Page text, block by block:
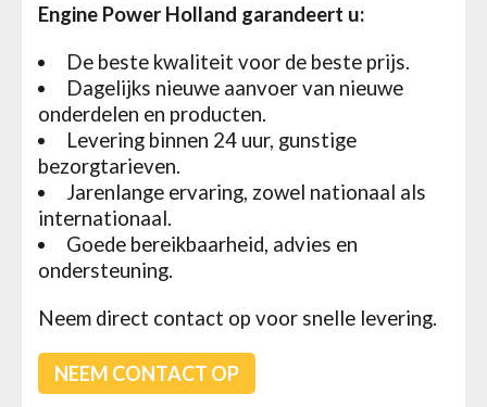
Engine Power Holland garandeert u:
De beste kwaliteit voor de beste prijs.
Dagelijks nieuwe aanvoer van nieuwe
onderdelen en producten.
Levering binnen 24 uur, gunstige
bezorgtarieven.
Jarenlange ervaring, zowel nationaal als
internationaal.
Goede bereikbaarheid, advies en
ondersteuning.
Neem direct contact op voor snelle levering.
NEEM CONTACT OP